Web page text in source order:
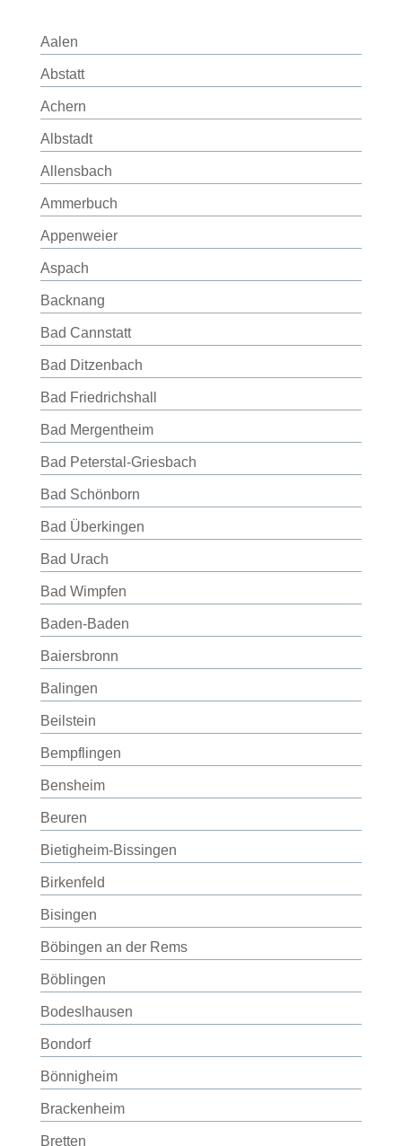
Aalen
Abstatt
Achern
Albstadt
Allensbach
Ammerbuch
Appenweier
Aspach
Backnang
Bad Cannstatt
Bad Ditzenbach
Bad Friedrichshall
Bad Mergentheim
Bad Peterstal-Griesbach
Bad Schönborn
Bad Überkingen
Bad Urach
Bad Wimpfen
Baden-Baden
Baiersbronn
Balingen
Beilstein
Bempflingen
Bensheim
Beuren
Bietigheim-Bissingen
Birkenfeld
Bisingen
Böbingen an der Rems
Böblingen
Bodeslhausen
Bondorf
Bönnigheim
Brackenheim
Bretten